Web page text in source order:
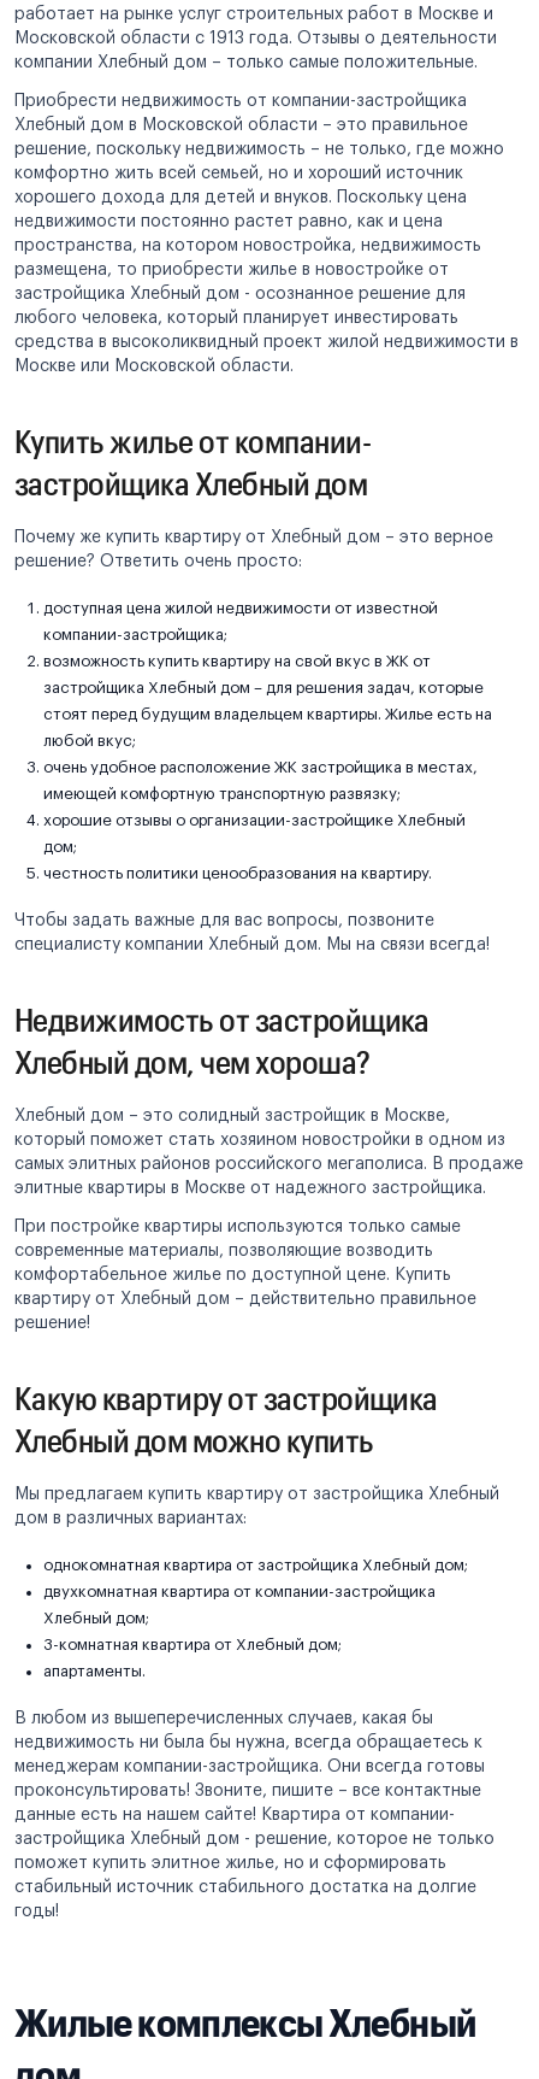
работает на рынке услуг строительных работ в Москве и
Московской области с 1913 года. Отзывы о деятельности
компании Хлебный дом – только самые положительные.
Приобрести недвижимость от компании-застройщика
Хлебный дом в Московской области – это правильное
решение, поскольку недвижимость – не только, где можно
комфортно жить всей семьей, но и хороший источник
хорошего дохода для детей и внуков. Поскольку цена
недвижимости постоянно растет равно, как и цена
пространства, на котором новостройка, недвижимость
размещена, то приобрести жилье в новостройке от
застройщика Хлебный дом - осознанное решение для
любого человека, который планирует инвестировать
средства в высоколиквидный проект жилой недвижимости в
Москве или Московской области.
Купить жилье от компании-
застройщика Хлебный дом
Почему же купить квартиру от Хлебный дом – это верное
решение? Ответить очень просто:
доступная цена жилой недвижимости от известной
компании-застройщика;
возможность купить квартиру на свой вкус в ЖК от
застройщика Хлебный дом – для решения задач, которые
стоят перед будущим владельцем квартиры. Жилье есть на
любой вкус;
очень удобное расположение ЖК застройщика в местах,
имеющей комфортную транспортную развязку;
хорошие отзывы о организации-застройщике Хлебный
дом;
честность политики ценообразования на квартиру.
Чтобы задать важные для вас вопросы, позвоните
специалисту компании Хлебный дом. Мы на связи всегда!
Недвижимость от застройщика
Хлебный дом, чем хороша?
Хлебный дом – это солидный застройщик в Москве,
который поможет стать хозяином новостройки в одном из
самых элитных районов российского мегаполиса. В продаже
элитные квартиры в Москве от надежного застройщика.
При постройке квартиры используются только самые
современные материалы, позволяющие возводить
комфортабельное жилье по доступной цене. Купить
квартиру от Хлебный дом – действительно правильное
решение!
Какую квартиру от застройщика
Хлебный дом можно купить
Мы предлагаем купить квартиру от застройщика Хлебный
дом в различных вариантах:
однокомнатная квартира от застройщика Хлебный дом;
двухкомнатная квартира от компании-застройщика
Хлебный дом;
3-комнатная квартира от Хлебный дом;
апартаменты.
В любом из вышеперечисленных случаев, какая бы
недвижимость ни была бы нужна, всегда обращаетесь к
менеджерам компании-застройщика. Они всегда готовы
проконсультировать! Звоните, пишите – все контактные
данные есть на нашем сайте! Квартира от компании-
застройщика Хлебный дом - решение, которое не только
поможет купить элитное жилье, но и сформировать
стабильный источник стабильного достатка на долгие
годы!
Жилые комплексы Хлебный